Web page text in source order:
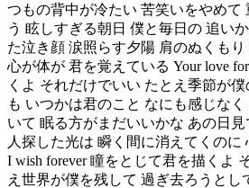
つもの背中が冷たい 苦笑いをやめて
う 眩しすぎる朝日 僕と毎日の 追い
た泣き顔 涙照らす夕陽 肩のぬくも
心が体が 君を覚えている Your love
くよ それだけでいい たとえ季節が
も いつかは君のこと なにも感じな
いて 眠る方がまだいいかな あの日
人探した光は 瞬く間に消えてくのに
I wish forever 瞳をとじて君を描くよ
え世界が僕を残して 過ぎ去ろうとし